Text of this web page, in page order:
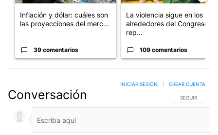
Inflación y dólar: cuáles son
las proyecciones del merc...
39 comentarios
La violencia sigue en los
alrededores del Congreso:
rep...
109 comentarios
Conversación SIGA ESTA
SEGUIR
INICIAR SESIÓN CREAR CUENTA